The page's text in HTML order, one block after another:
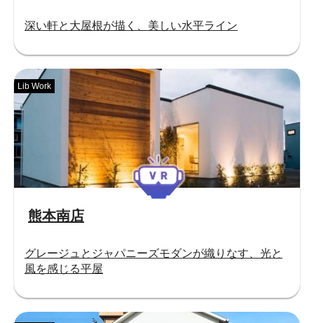
深い軒と大屋根が描く、美しい水平ライン
熊本南店
Lib Work
グレージュとジャパニーズモダンが織りなす、光と
風を感じる平屋